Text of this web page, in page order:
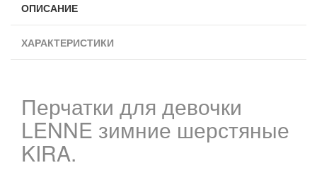
ОПИСАНИЕ
ХАРАКТЕРИСТИКИ
Перчатки для девочки
LENNE зимние шерстяные
KIRA.